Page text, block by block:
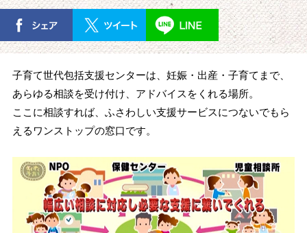
子育て世代包括支援センターは、妊娠・出産・子育てまで、
あらゆる相談を受け付け、アドバイスをくれる場所。
ここに相談すれば、ふさわしい支援サービスにつないでもら
えるワンストップの窓口です。